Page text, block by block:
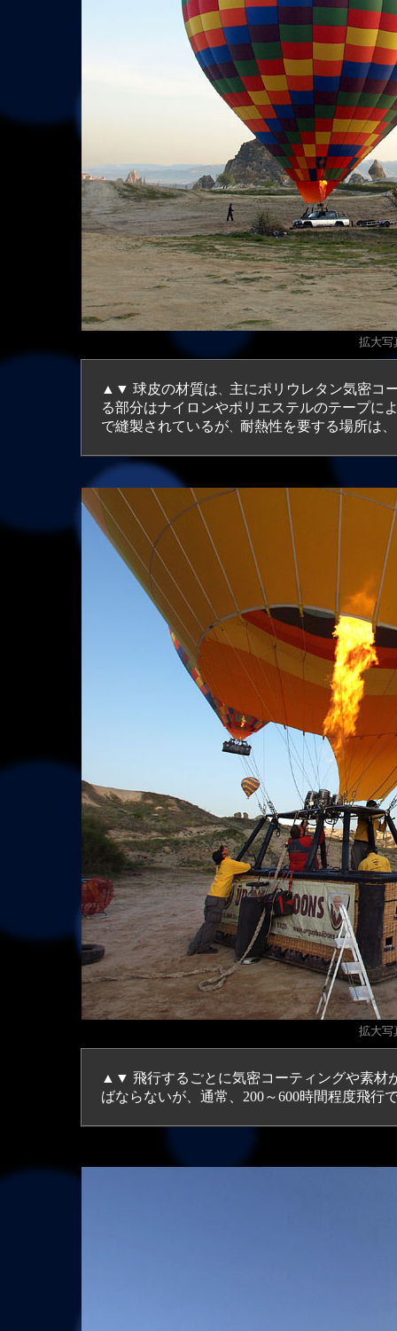
拡大写
▲▼ 球皮の材質は、 主にポリウレタン気密コ
る部分はナイロンやポリエステルのテープに
で縫製されているが、 耐熱性を要する場所は
拡大写
▲▼ 飛行するごとに気密コーティングや素材
ばならないが、通常、200～600時間程度飛行